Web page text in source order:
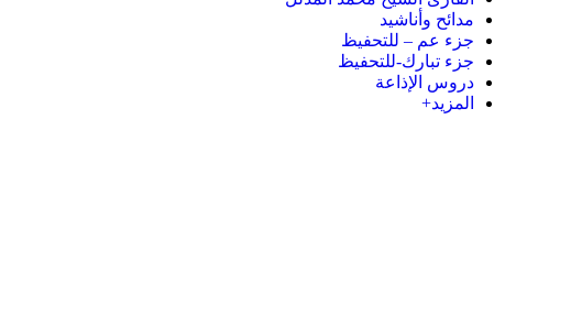
مدائح وأناشيد
جزء عم – للتحفيظ
جزء تبارك-للتحفيظ
دروس الإذاعة
المزيد+